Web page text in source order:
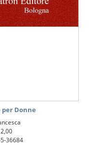
per Donne
36684